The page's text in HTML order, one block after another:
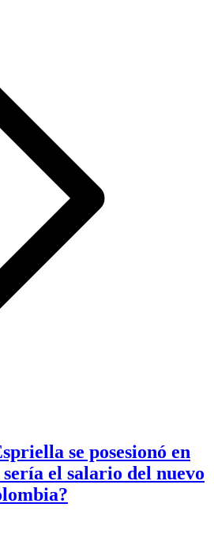
se posesionó en
el salario del nuevo